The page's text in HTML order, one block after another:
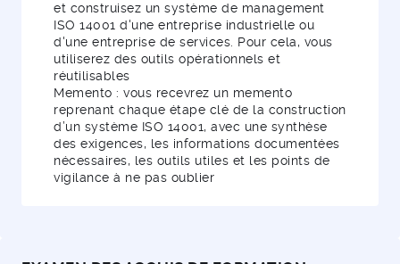
et construisez un système de management
ISO 14001 d'une entreprise industrielle ou
d'une entreprise de services. Pour cela, vous
utiliserez des outils opérationnels et
réutilisables
Memento : vous recevrez un memento
reprenant chaque étape clé de la construction
d’un système ISO 14001, avec une synthèse
des exigences, les informations documentées
nécessaires, les outils utiles et les points de
vigilance à ne pas oublier